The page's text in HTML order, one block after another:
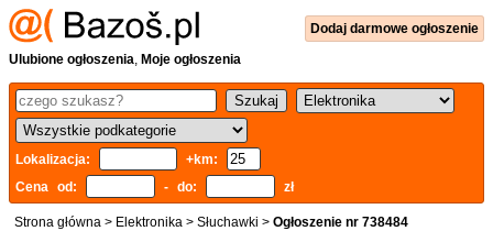
Dodaj darmowe ogłoszenie
Ulubione ogłoszenia, Moje ogłoszenia
Lokalizacja:
+km:
Cena od:
- do: zł
Strona główna > Elektronika > Słuchawki > Ogłoszenie nr 738484